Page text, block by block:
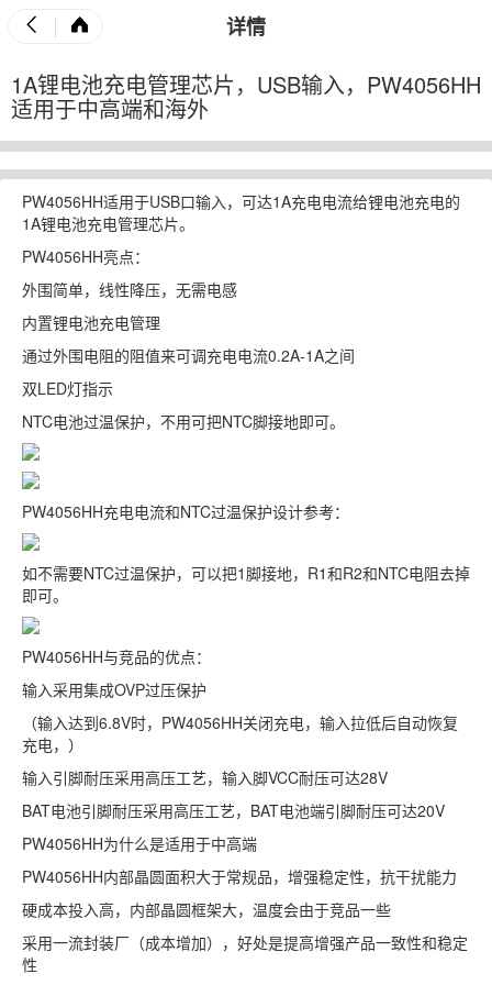
详情
1A锂电池充电管理芯片，USB输入，PW4056HH
适用于中高端和海外
PW4056HH适用于USB口输入，可达1A充电电流给锂电池充电的
1A锂电池充电管理芯片。
PW4056HH亮点：
外围简单，线性降压，无需电感
内置锂电池充电管理
通过外围电阻的阻值来可调充电电流0.2A-1A之间
双LED灯指示
NTC电池过温保护，不用可把NTC脚接地即可。
PW4056HH充电电流和NTC过温保护设计参考：
如不需要NTC过温保护，可以把1脚接地，R1和R2和NTC电阻去掉
即可。
PW4056HH与竞品的优点：
输入采用集成OVP过压保护
（输入达到6.8V时，PW4056HH关闭充电，输入拉低后自动恢复
充电，）
输入引脚耐压采用高压工艺，输入脚VCC耐压可达28V
BAT电池引脚耐压采用高压工艺，BAT电池端引脚耐压可达20V
PW4056HH为什么是适用于中高端
PW4056HH内部晶圆面积大于常规品，增强稳定性，抗干扰能力
硬成本投入高，内部晶圆框架大，温度会由于竞品一些
采用一流封装厂（成本增加），好处是提高增强产品一致性和稳定
性